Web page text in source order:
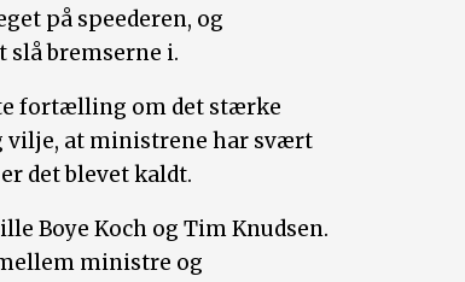
på speederen, og
slå bremserne i.
fortælling om det stærke
vilje, at ministrene har svært
det blevet kaldt.
Boye Koch og Tim Knudsen.
ministre og